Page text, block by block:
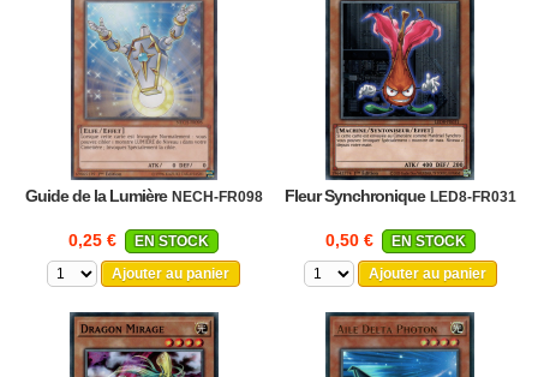
Guide de la Lumière NECH-FR098
0,25 €
EN STOCK
Ajouter au panier
Fleur Synchronique LED8-FR031
0,50 €
EN STOCK
Ajouter au panier